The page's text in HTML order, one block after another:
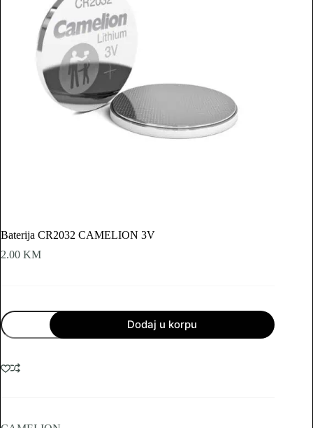
Baterija CR2032 CAMELION 3V
2.00 KM
Baterija
CR2032
CAMELION
količina
Dodaj u korpu